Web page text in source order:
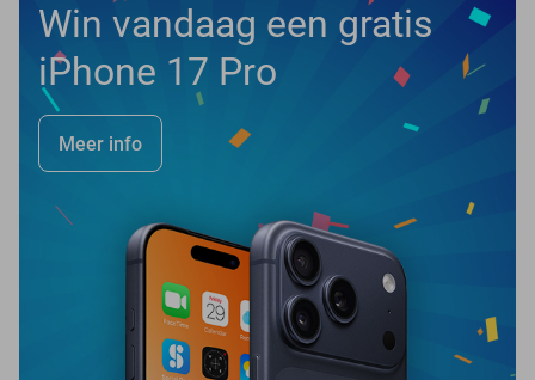
Win vandaag een gratis
iPhone 17 Pro
Meer info